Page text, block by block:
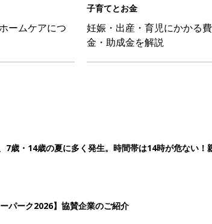
パーク2026】協賛企業のご紹介
の力を伸ばす本
< 1 2 3 4